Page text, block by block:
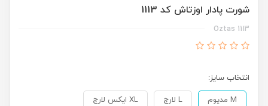
شورت پادار اوزتاش کد 1113
Oztas 1113
انتخاب سایز:
M مدیوم L لارج XL ایکس لارج